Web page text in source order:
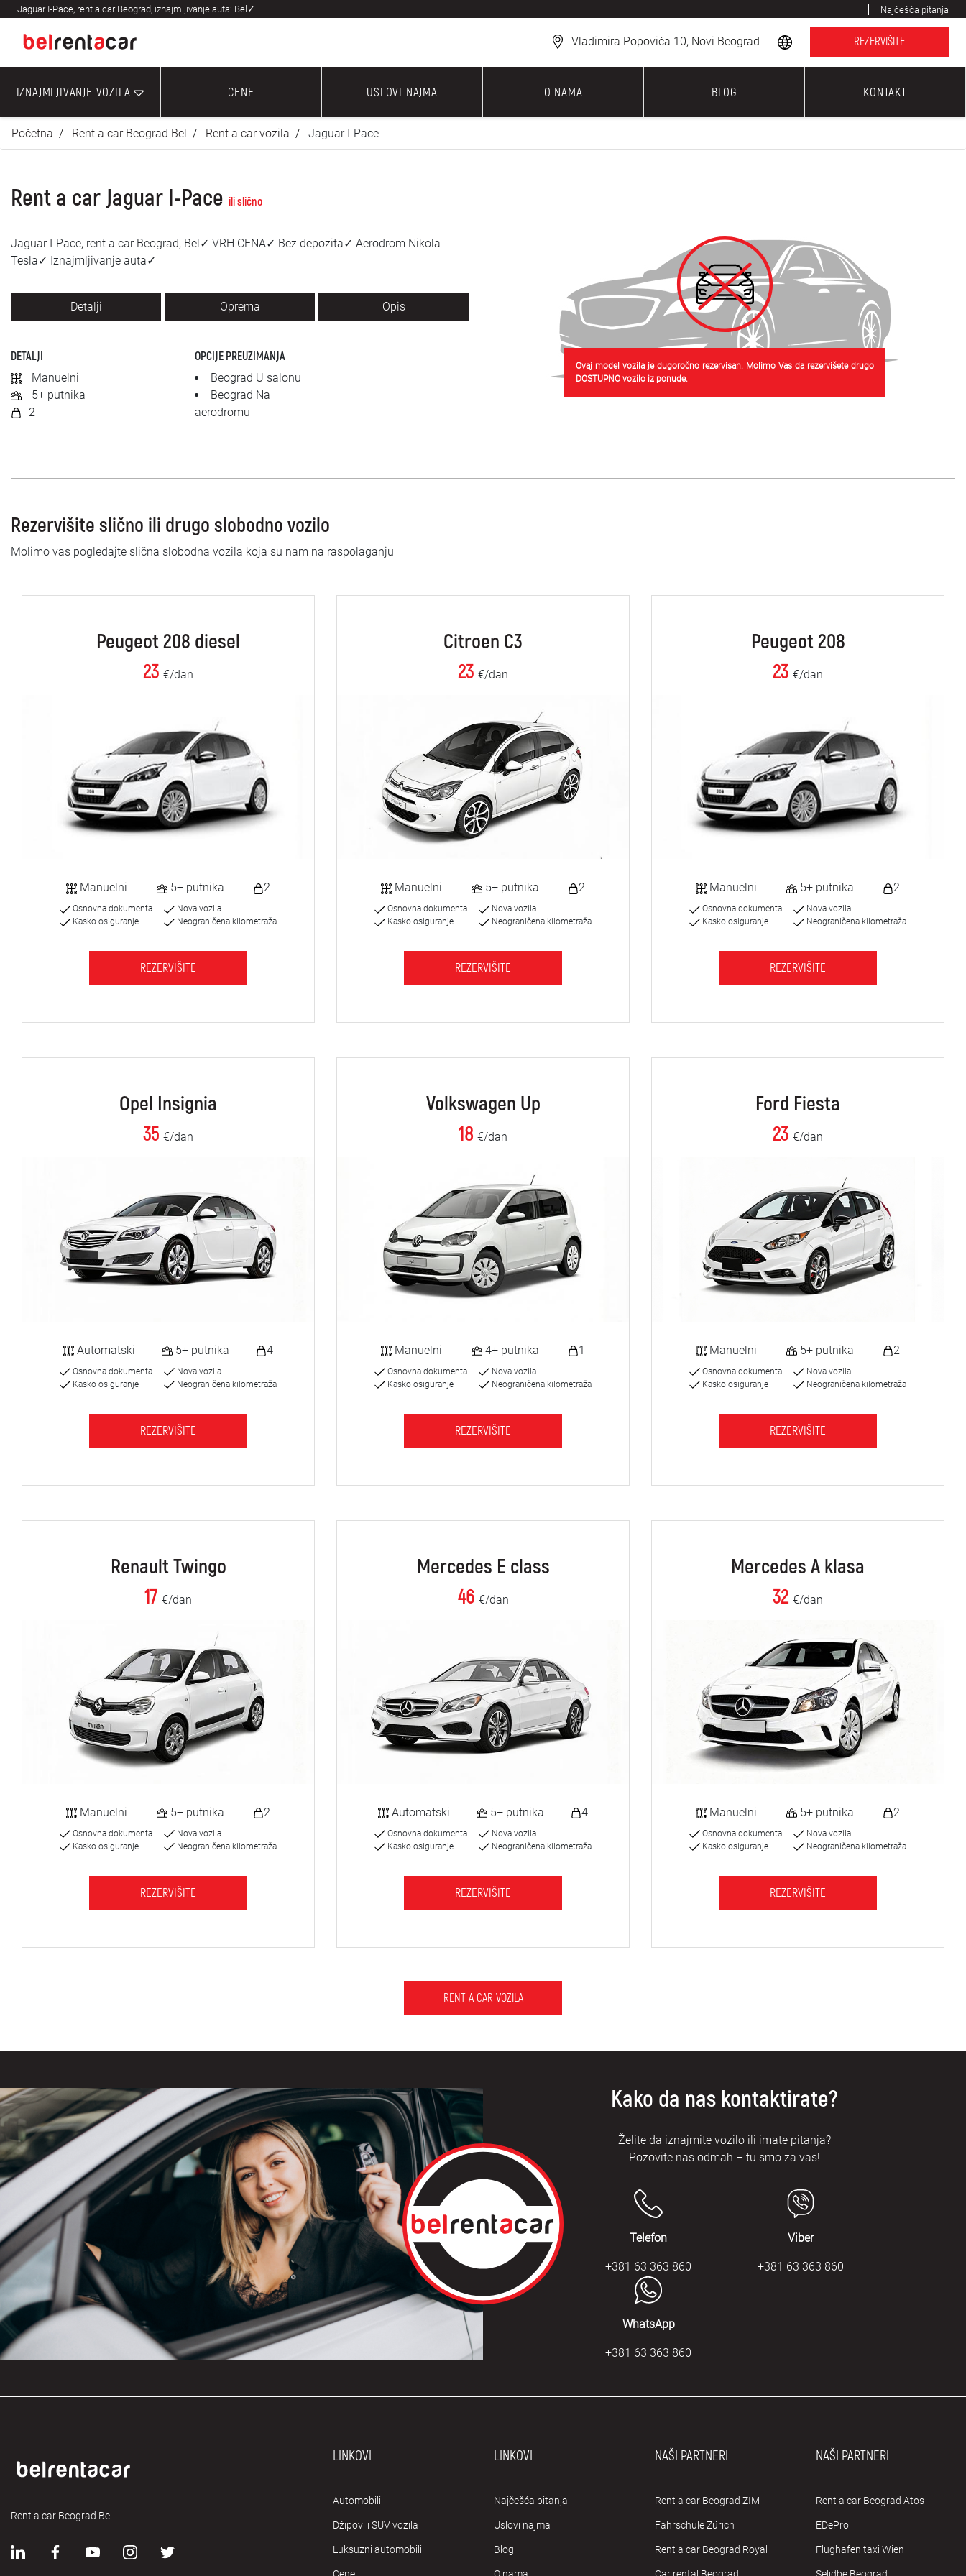
Jaguar I-Pace, rent a car Beograd, iznajmljivanje auta: Bel✓ Najčešća pitanja
Vladimira Popovića 10, Novi Beograd REZERVIŠITE
IZNAJMLJIVANJE VOZILA CENE USLOVI NAJMA O NAMA BLOG KONTAKT
Početna Rent a car Beograd Bel Rent a car vozila Jaguar I-Pace
Rent a car Jaguar I-Pace ili slično
Jaguar I-Pace, rent a car Beograd, Bel✓ VRH CENA✓ Bez depozita✓ Aerodrom Nikola
Tesla✓ Iznajmljivanje auta✓
Detalji Oprema Opis
DETALJI
Manuelni
5+ putnika
2
OPCIJE PREUZIMANJA
Beograd U salonu
Beograd Na
aerodromu
Ovaj model vozila je dugoročno rezervisan. Molimo Vas da rezervišete drugo
DOSTUPNO vozilo iz ponude.
Rezervišite slično ili drugo slobodno vozilo
Molimo vas pogledajte slična slobodna vozila koja su nam na raspolaganju
Peugeot 208 diesel
23 €/dan
Manuelni 5+ putnika 2
Osnovna dokumenta
Kasko osiguranje
Nova vozila
Neograničena kilometraža
REZERVIŠITE
Citroen C3
23 €/dan
Manuelni 5+ putnika 2
Osnovna dokumenta
Kasko osiguranje
Nova vozila
Neograničena kilometraža
REZERVIŠITE
Peugeot 208
23 €/dan
Manuelni 5+ putnika 2
Osnovna dokumenta
Kasko osiguranje
Nova vozila
Neograničena kilometraža
REZERVIŠITE
Opel Insignia
35 €/dan
Automatski 5+ putnika 4
Osnovna dokumenta
Kasko osiguranje
Nova vozila
Neograničena kilometraža
REZERVIŠITE
Volkswagen Up
18 €/dan
Manuelni 4+ putnika 1
Osnovna dokumenta
Kasko osiguranje
Nova vozila
Neograničena kilometraža
REZERVIŠITE
Ford Fiesta
23 €/dan
Manuelni 5+ putnika 2
Osnovna dokumenta
Kasko osiguranje
Nova vozila
Neograničena kilometraža
REZERVIŠITE
Renault Twingo
17 €/dan
Manuelni 5+ putnika 2
Osnovna dokumenta
Kasko osiguranje
Nova vozila
Neograničena kilometraža
REZERVIŠITE
Mercedes E class
46 €/dan
Automatski 5+ putnika 4
Osnovna dokumenta
Kasko osiguranje
Nova vozila
Neograničena kilometraža
REZERVIŠITE
Mercedes A klasa
32 €/dan
Manuelni 5+ putnika 2
Osnovna dokumenta
Kasko osiguranje
Nova vozila
Neograničena kilometraža
REZERVIŠITE
RENT A CAR VOZILA
Kako da nas kontaktirate?
Želite da iznajmite vozilo ili imate pitanja?
Pozovite nas odmah – tu smo za vas!
Telefon
+381 63 363 860
Viber
+381 63 363 860
WhatsApp
+381 63 363 860
Rent a car Beograd Bel
LINKOVI
Automobili
Džipovi i SUV vozila
Luksuzni automobili
LINKOVI
Najčešća pitanja
Uslovi najma
Blog
NAŠI PARTNERI
Rent a car Beograd ZIM
Fahrschule Zürich
Rent a car Beograd Royal
NAŠI PARTNERI
Rent a car Beograd Atos
EDePro
Flughafen taxi Wien